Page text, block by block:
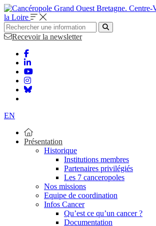
Bretagne. Centre-
la Loire
Recevoir la newsletter
EN
Présentation
Historique
Institutions membres
Partenaires privilégiés
Les 7 canceropoles
Nos missions
Equipe de coordination
Infos Cancer
Qu’est ce qu’un cancer ?
Documentation